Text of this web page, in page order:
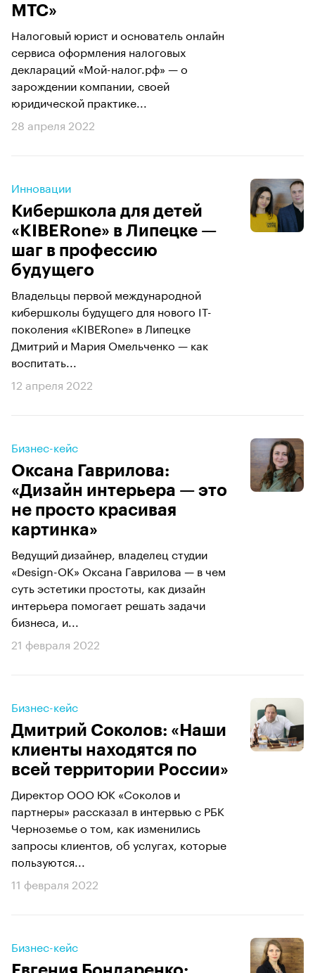
МТС»
Налоговый юрист и основатель онлайн
сервиса оформления налоговых
деклараций «Мой-налог.рф» — о
зарождении компании, своей
юридической практике...
28 апреля 2022
Инновации
Кибершкола для детей
«KIBERone» в Липецке —
шаг в профессию
будущего
Владельцы первой международной
кибершколы будущего для нового IT-
поколения «KIBERone» в Липецке
Дмитрий и Мария Омельченко — как
воспитать...
12 апреля 2022
Бизнес-кейс
Оксана Гаврилова:
«Дизайн интерьера — это
не просто красивая
картинка»
Ведущий дизайнер, владелец студии
«Design-OK» Оксана Гаврилова — в чем
суть эстетики простоты, как дизайн
интерьера помогает решать задачи
бизнеса, и...
21 февраля 2022
Бизнес-кейс
Дмитрий Соколов: «Наши
клиенты находятся по
всей территории России»
Директор ООО ЮК «Соколов и
партнеры» рассказал в интервью с РБК
Черноземье о том, как изменились
запросы клиентов, об услугах, которые
пользуются...
11 февраля 2022
Бизнес-кейс